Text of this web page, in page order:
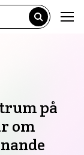
på
om